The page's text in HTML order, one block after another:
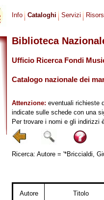
Info Cataloghi Servizi
Biblioteca
Ufficio Ricerca Fondi
Catalogo nazionale dei
Attenzione: eventuali richieste
indicate sulle schede con una
Per trovare i nomi e gli indirizzi
Ricerca: Autore = '*Briccialdi,
Autore Titolo